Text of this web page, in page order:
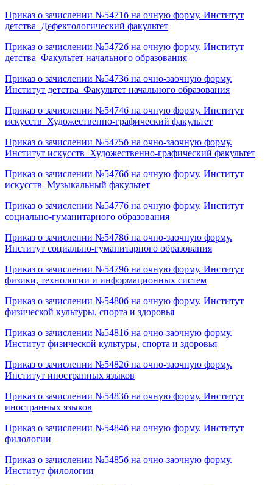
Приказ о зачислении №5471б на очную форму. Институт
детства_Дефектологический факультет
Приказ о зачислении №5472б на очную форму. Институт
детства_Факультет начального образования
Приказ о зачислении №5473б на очно-заочную форму.
Институт детства_Факультет начального образования
Приказ о зачислении №5474б на очную форму. Институт
искусств_Художественно-графический факультет
Приказ о зачислении №5475б на очно-заочную форму.
Институт искусств_Художественно-графический факультет
Приказ о зачислении №5476б на очную форму. Институт
искусств_Музыкальный факультет
Приказ о зачислении №5477б на очную форму. Институт
социально-гуманитарного образования
Приказ о зачислении №5478б на очно-заочную форму.
Институт социально-гуманитарного образования
Приказ о зачислении №5479б на очную форму. Институт
физики, технологии и информационных систем
Приказ о зачислении №5480б на очную форму. Институт
физической культуры, спорта и здоровья
Приказ о зачислении №5481б на очно-заочную форму.
Институт физической культуры, спорта и здоровья
Приказ о зачислении №5482б на очно-заочную форму.
Институт иностранных языков
Приказ о зачислении №5483б на очную форму. Институт
иностранных языков
Приказ о зачислении №5484б на очную форму. Институт
филологии
Приказ о зачислении №5485б на очно-заочную форму.
Институт филологии